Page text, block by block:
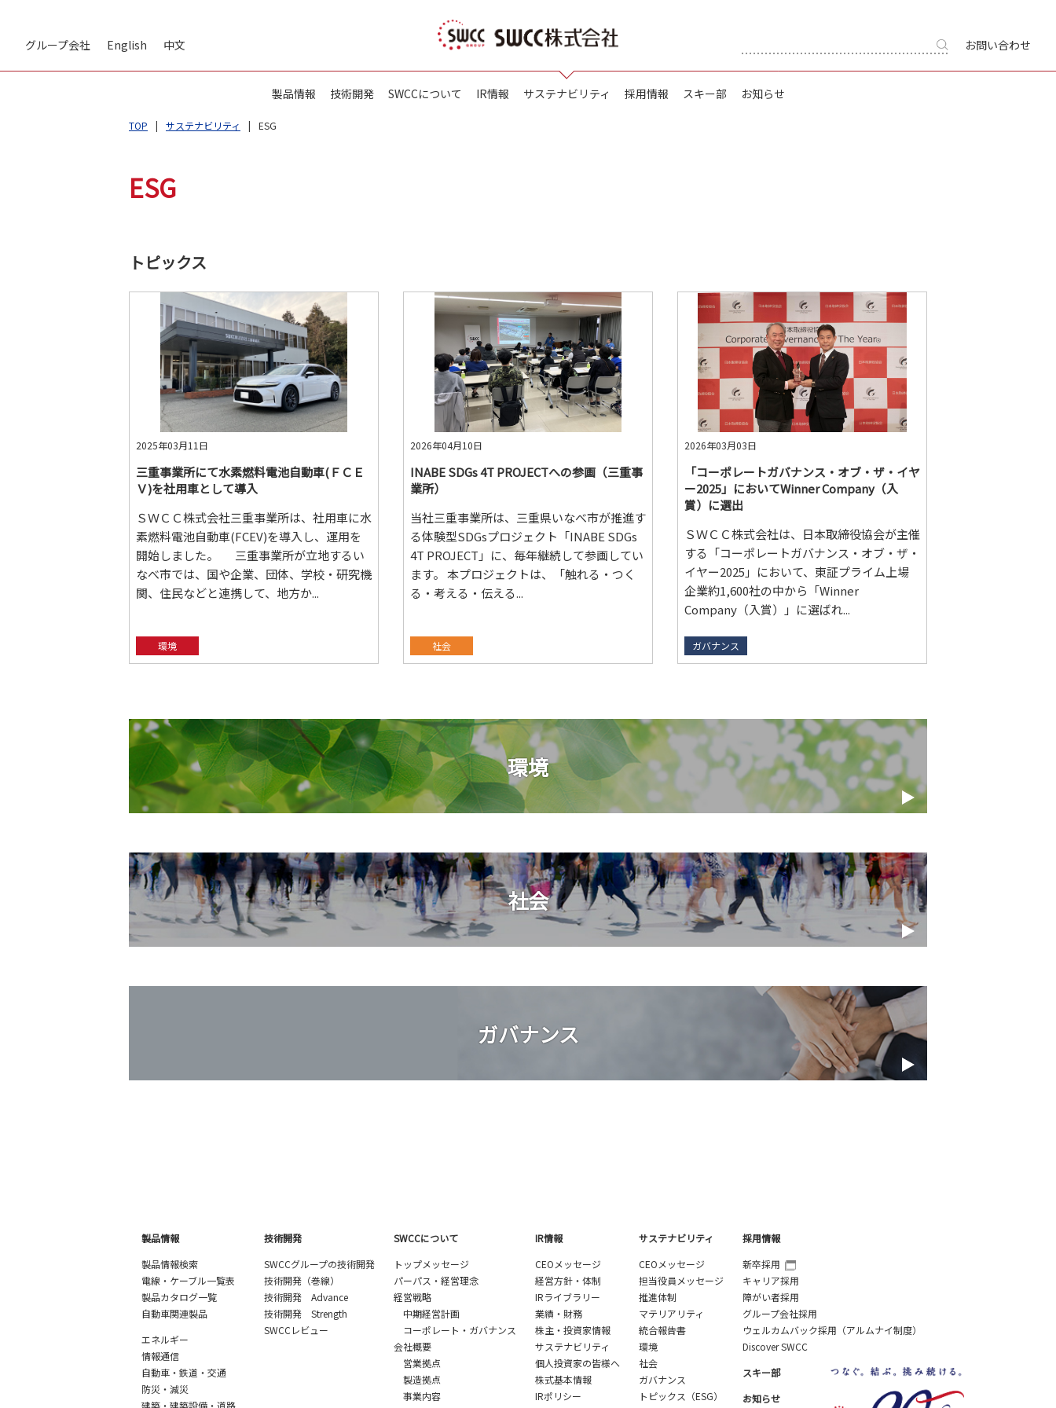
グループ会社 English 中文 お問い合わせ
製品情報 技術開発 SWCCについて IR情報 サステナビリティ 採用情報 スキー部 お知らせ
TOP サステナビリティ ESG
ESG
トピックス
2025年03月11日
三重事業所にて水素燃料電池自動車(ＦＣＥ
Ｖ)を社用車として導入
ＳＷＣＣ株式会社三重事業所は、社用車に水
素燃料電池自動車(FCEV)を導入し、運用を
開始しました。 三重事業所が立地するい
なべ市では、国や企業、団体、学校・研究機
関、住民などと連携して、地方か...
環境
2026年04月10日
INABE SDGs 4T PROJECTへの参画（三重事
業所）
当社三重事業所は、三重県いなべ市が推進す
る体験型SDGsプロジェクト「INABE SDGs
4T PROJECT」に、毎年継続して参画してい
ます。 本プロジェクトは、「触れる・つく
る・考える・伝える...
社会
2026年03月03日
「コーポレートガバナンス・オブ・ザ・イヤ
ー2025」においてWinner Company（入
賞）に選出
ＳＷＣＣ株式会社は、日本取締役協会が主催
する「コーポレートガバナンス・オブ・ザ・
イヤー2025」において、東証プライム上場
企業約1,600社の中から「Winner
Company（入賞）」に選ばれ...
ガバナンス
環境
社会
ガバナンス
製品情報
製品情報検索
電線・ケーブル一覧表
製品カタログ一覧
自動車関連製品
エネルギー
情報通信
自動車・鉄道・交通
防災・減災
建築・建築設備・道路
技術開発
SWCCグループの技術開発
技術開発（巻線）
技術開発 Advance
技術開発 Strength
SWCCレビュー
SWCCについて
トップメッセージ
パーパス・経営理念
経営戦略
中期経営計画
コーポレート・ガバナンス
会社概要
営業拠点
製造拠点
事業内容
IR情報
CEOメッセージ
経営方針・体制
IRライブラリー
業績・財務
株主・投資家情報
サステナビリティ
個人投資家の皆様へ
株式基本情報
IRポリシー
サステナビリティ
CEOメッセージ
担当役員メッセージ
推進体制
マテリアリティ
統合報告書
環境
社会
ガバナンス
トピックス（ESG）
採用情報
新卒採用
キャリア採用
障がい者採用
グループ会社採用
ウェルカムバック採用（アルムナイ制度）
Discover SWCC
スキー部
お知らせ